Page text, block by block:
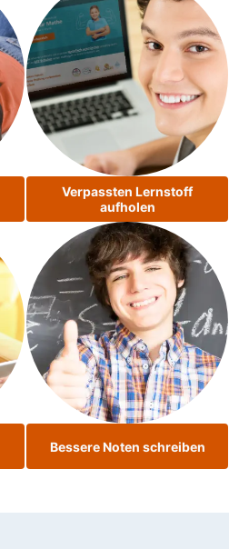
Verpassten Lernstoff
aufholen
Bessere Noten schreiben